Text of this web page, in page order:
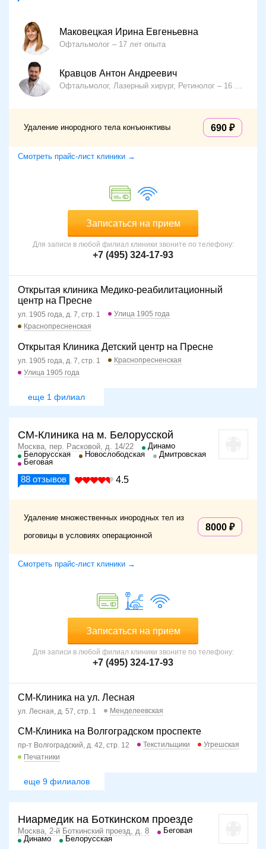
Маковецкая Ирина Евгеньевна
Офтальмолог 17 лет опыта
Кравцов Антон Андреевич
Офтальмолог, Лазерный хирург, Ретинолог 16 лет опыта
Удаление инородного тела конъюнктивы 690
Смотреть прайс-лист клиники →
Записаться на прием
Для записи в любой филиал клиники звоните по телефону:
+7 (495) 324-17-93
Открытая клиника Медико-реабилитационный
центр на Пресне
ул. 1905 года, д. 7, стр. 1
Улица 1905 года
Краснопресненская
Открытая Клиника Детский центр на Пресне
ул. 1905 года, д. 7, стр. 1
Краснопресненская
Улица 1905 года
еще 1 филиал
СМ-Клиника на м. Белорусской
Москва, пер. Расковой, д. 14/22
Динамо
Белорусская
Новослободская
Дмитровская
Беговая
88 отзывов 4.5
Удаление множественных инородных тел из
роговицы в условиях операционной
8000
Смотреть прайс-лист клиники →
Записаться на прием
Для записи в любой филиал клиники звоните по телефону:
+7 (495) 324-17-93
СМ-Клиника на ул. Лесная
ул. Лесная, д. 57, стр. 1 Менделеевская
СМ-Клиника на Волгоградском проспекте
пр-т Волгоградский, д. 42, стр. 12 Текстильщики
Угрешская
Печатники
еще 9 филиалов
Ниармедик на Боткинском проезде
Москва, 2-й Боткинский проезд, д. 8
Беговая
Динамо
Белорусская